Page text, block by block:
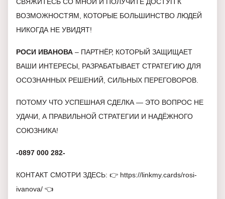
ВОЗМОЖНОСТЯМ, КОТОРЫЕ БОЛЬШИНСТВО ЛЮДЕЙ
НИКОГДА НЕ УВИДЯТ!
РОСИ ИВАНОВА – ПАРТНЁР, КОТОРЫЙ ЗАЩИЩАЕТ
ВАШИ ИНТЕРЕСЫ, РАЗРАБАТЫВАЕТ СТРАТЕГИЮ ДЛЯ
ОСОЗНАННЫХ РЕШЕНИЙ, СИЛЬНЫХ ПЕРЕГОВОРОВ.
ПОТОМУ ЧТО УСПЕШНАЯ СДЕЛКА — ЭТО ВОПРОС НЕ
УДАЧИ, А ПРАВИЛЬНОЙ СТРАТЕГИИ И НАДЁЖНОГО
СОЮЗНИКА!
-0897 000 282-
КОНТАКТ СМОТРИ ЗДЕСЬ: 👉 https://linkmy.cards/rosi-
ivanova/ 👈